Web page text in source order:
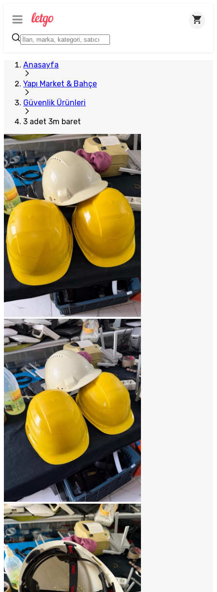
Anasayfa
Yapı Market & Bahçe
Güvenlik Ürünleri
3 adet 3m baret
Plus Satıcı